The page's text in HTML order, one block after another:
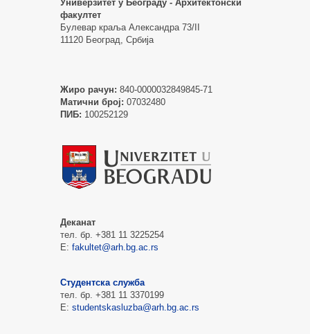
Универзитет у Београду - Архитектонски
факултет
Булевар краља Александра 73/II
11120 Београд, Србија
Жиро рачун: 840-0000032849845-71
Матични број: 07032480
ПИБ: 100252129
Деканат
тел. бр. +381 11 3225254
Е: fakultet@arh.bg.ac.rs
Студентска служба
тел. бр. +381 11 3370199
Е: studentskasluzba@arh.bg.ac.rs